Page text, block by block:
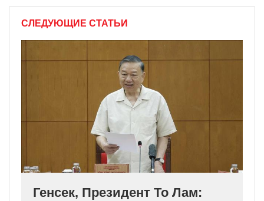
СЛЕДУЮЩИЕ СТАТЬИ
Генсек, Президент То Лам: